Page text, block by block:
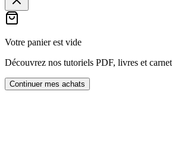
Votre panier est vide
Découvrez nos tutoriels PDF, livres et
Continuer mes achats